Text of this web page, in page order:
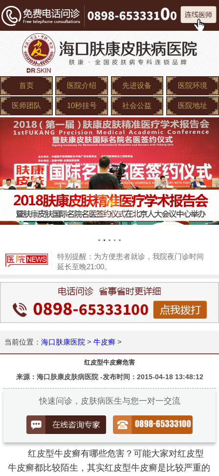
首页 医院介绍 先进设备 医院环境
医师团队 10秒挂号 社会公益 医院地址
特别提醒：为方便患者就诊，我院夜门诊时间
延长至晚21:00。
当前位置： 海口肤康医院 > 牛皮癣>
红皮型牛皮癣危害
来源：海口肤康皮肤病医院 -发布时间：2015-04-18 13:48:12
快速问诊，皮肤病医生与您一对一交流
红皮型牛皮癣有哪些危害？可能大家对红皮型
牛皮癣都比较陌生，其实红皮型牛皮癣是比较严重的